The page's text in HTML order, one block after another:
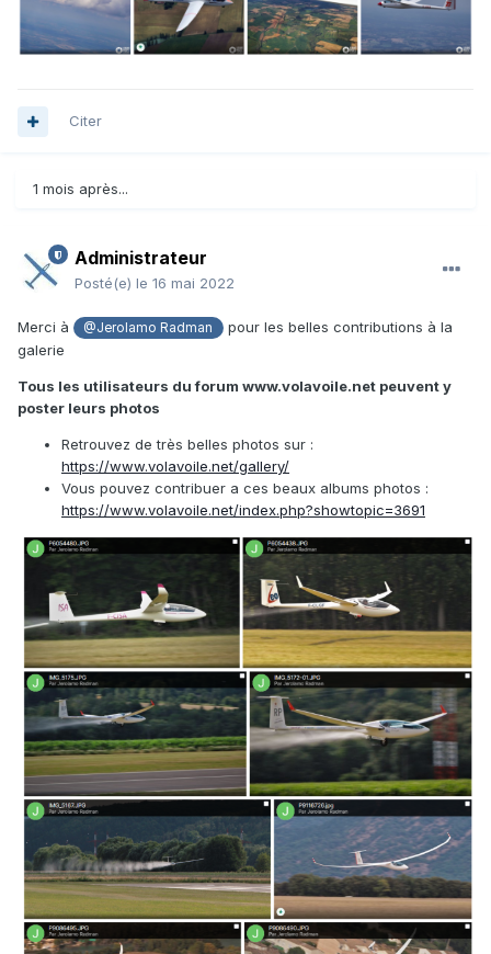
Citer
1 mois après...
Administrateur
Posté(e) le 16 mai 2022
Merci à @Jerolamo Radman
pour les belles contributions à la
galerie
Tous les utilisateurs du forum www.volavoile.net peuvent y
poster leurs photos
Retrouvez de très belles photos sur :
https://www.volavoile.net/gallery/
Vous pouvez contribuer a ces beaux albums photos :
https://www.volavoile.net/index.php?showtopic=3691